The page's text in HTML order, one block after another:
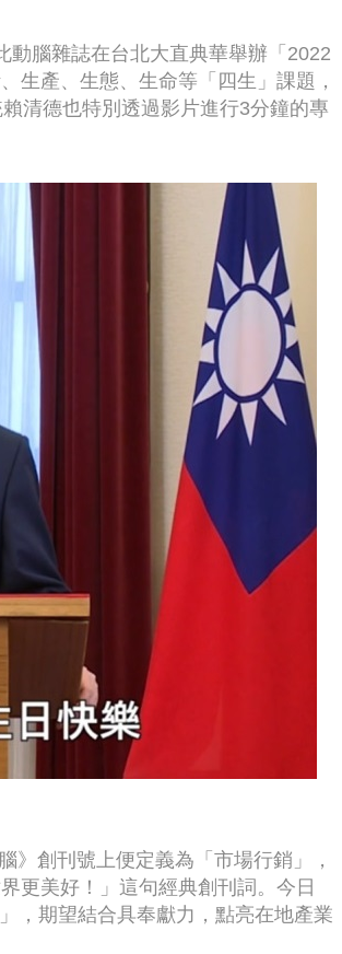
動腦雜誌在台北大直典華舉辦「2022
生產、生態、生命等「四生」課題，
清德也特別透過影片進行3分鐘的專
》創刊號上便定義為「市場行銷」，
更美好！」這句經典創刊詞。今日
，期望結合具奉獻力，點亮在地產業